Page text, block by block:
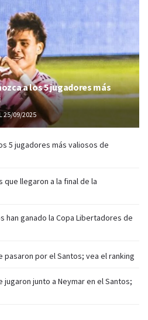
a los 5 jugadores más
25/09/2025
5 jugadores más valiosos de
que llegaron a la final de la
han ganado la Copa Libertadores de
por el Santos; vea el ranking
junto a Neymar en el Santos;